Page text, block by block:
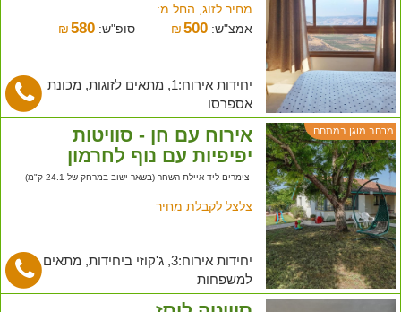
מחיר לזוג, החל מ:
אמצ"ש:
₪500 סופ"ש: ₪ 580
יחידות אירוח:1, מתאים לזוגות, מכונת
אספרסו
מרחב מוגן במתחם
אירוח עם חן - סוויטות
יפיפיות עם נוף לחרמון
צימרים ליד איילת השחר (בשאר ישוב במרחק של 24.1 ק"מ)
צלצל לקבלת מחיר
יחידות אירוח:3, ג'קוזי ביחידות, מתאים
למשפחות